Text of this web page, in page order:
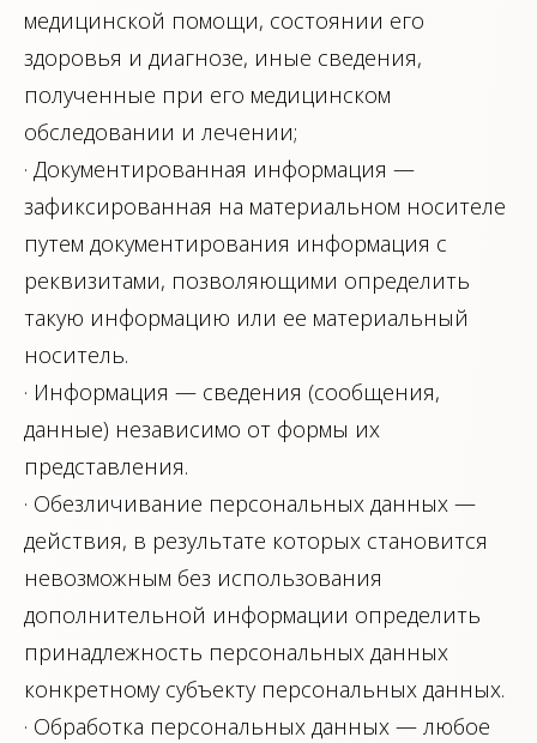
медицинской помощи, состоянии его
здоровья и диагнозе, иные сведения,
полученные при его медицинском
обследовании и лечении;
· Документированная информация —
зафиксированная на материальном носителе
путем документирования информация с
реквизитами, позволяющими определить
такую информацию или ее материальный
носитель.
· Информация — сведения (сообщения,
данные) независимо от формы их
представления.
· Обезличивание персональных данных —
действия, в результате которых становится
невозможным без использования
дополнительной информации определить
принадлежность персональных данных
конкретному субъекту персональных данных.
· Обработка персональных данных — любое